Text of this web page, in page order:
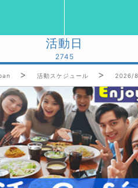
活動日
2745
活動スケジュール 2026/